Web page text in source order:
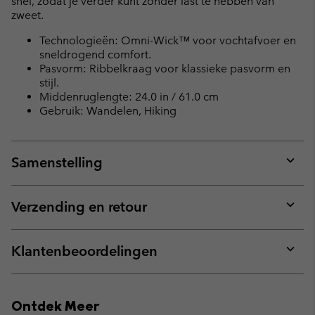
zweet.
Technologieën: Omni-Wick™ voor vochtafvoer en
sneldrogend comfort.
Pasvorm: Ribbelkraag voor klassieke pasvorm en
stijl.
Middenruglengte: 24.0 in / 61.0 cm
Gebruik: Wandelen, Hiking
Samenstelling
or
Verzending en retour
or
Klantenbeoordelingen
or
Ontdek Meer